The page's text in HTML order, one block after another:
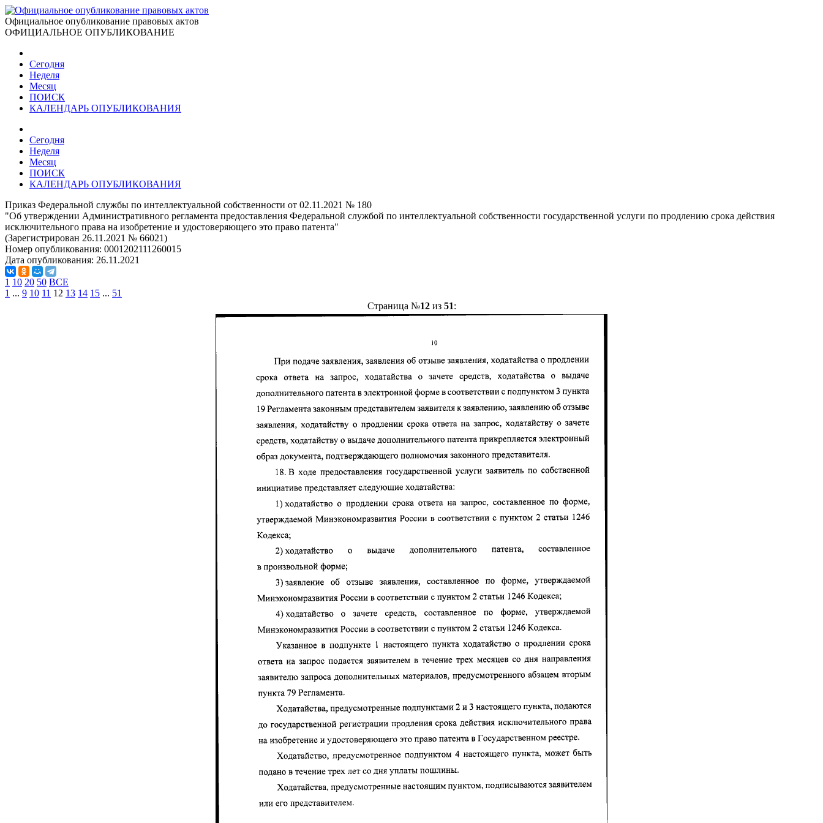
Официальное опубликование правовых актов
ОФИЦИАЛЬНОЕ ОПУБЛИКОВАНИЕ
Сегодня
Неделя
Месяц
ПОИСК
КАЛЕНДАРЬ ОПУБЛИКОВАНИЯ
Сегодня
Неделя
Месяц
ПОИСК
КАЛЕНДАРЬ ОПУБЛИКОВАНИЯ
Приказ Федеральной службы по интеллектуальной собственности от 02.11.2021 № 180
"Об утверждении Административного регламента предоставления Федеральной службой по интеллектуальной собственности государственной услуги по продлению срока действия
исключительного права на изобретение и удостоверяющего это право патента"
(Зарегистрирован 26.11.2021 № 66021)
Номер опубликования: 0001202111260015
Дата опубликования: 26.11.2021
1 10 20 50 ВСЕ
1 ... 9 10 11 12 13 14 15 ... 51
Страница №12из 51: